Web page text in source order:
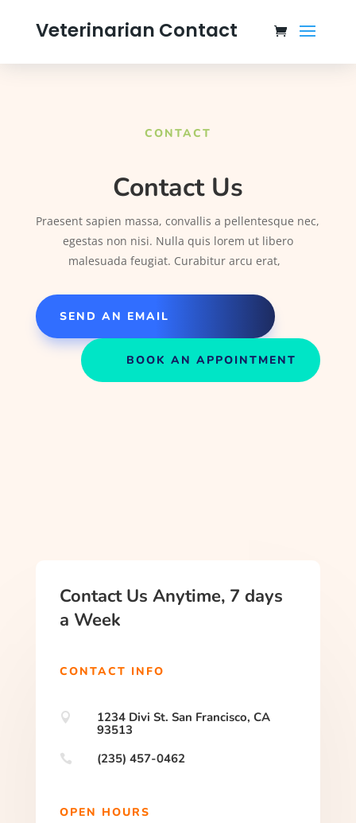
Veterinarian Contact
CONTACT
Contact Us
Praesent sapien massa, convallis a pellentesque nec,
egestas non nisi. Nulla quis lorem ut libero
malesuada feugiat. Curabitur arcu erat,
SEND AN EMAIL
BOOK AN APPOINTMENT
Contact Us Anytime, 7 days
a Week
CONTACT INFO

1234 Divi St. San Francisco, CA
93513
 (235) 457-0462
OPEN HOURS